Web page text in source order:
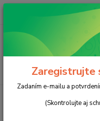
Zaregistrujte
Zadaním e-mailu a
(Skontrolujte aj